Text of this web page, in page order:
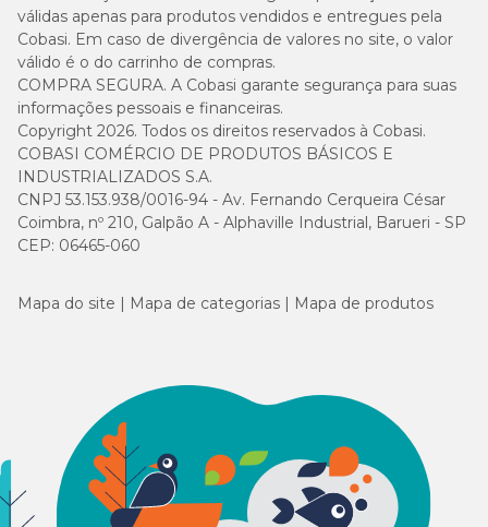
válidas apenas para produtos vendidos e entregues pela
Cobasi. Em caso de divergência de valores no site, o valor
válido é o do carrinho de compras.
COMPRA SEGURA. A Cobasi garante segurança para suas
informações pessoais e financeiras.
Copyright 2026. Todos os direitos reservados à Cobasi.
COBASI COMÉRCIO DE PRODUTOS BÁSICOS E
INDUSTRIALIZADOS S.A.
CNPJ 53.153.938/0016-94 - Av. Fernando Cerqueira César
Coimbra, nº 210, Galpão A - Alphaville Industrial, Barueri - SP
CEP: 06465-060
Mapa do site Mapa de categorias Mapa de produtos